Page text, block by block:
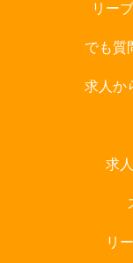
リー
でも質
求人か
求
リ